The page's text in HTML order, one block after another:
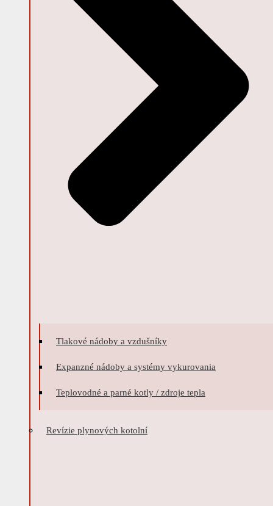
Tlakové nádoby a vzdušníky
Expanzné nádoby a systémy vykurovania
Teplovodné a parné kotly / zdroje tepla
Revízie plynových kotolní